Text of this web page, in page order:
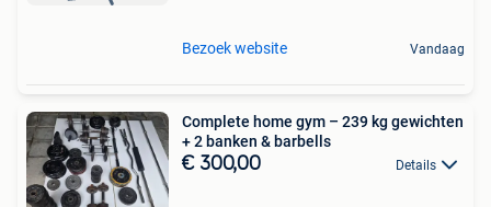
Bezoek website Vandaag
Complete home gym – 239 kg gewichten
+ 2 banken & barbells
€ 300,00 Details